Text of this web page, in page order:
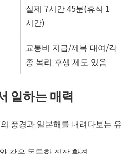
실제 7시간 45분(휴식 1
시간)
교통비 지급/제복 대여/각
종 복리 후생 제도 있음
일하는 매력
풍경과 일본해를 내려다보는 유